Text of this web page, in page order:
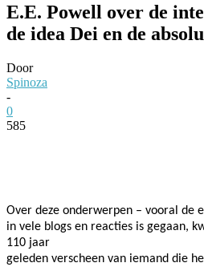
E.E. Powell over de
de idea Dei en de
Door
Spinoza
-
0
585
Over deze onderwerpen – vooral de
in vele blogs en reacties is gegaan,
110 jaar
geleden verscheen van iemand die